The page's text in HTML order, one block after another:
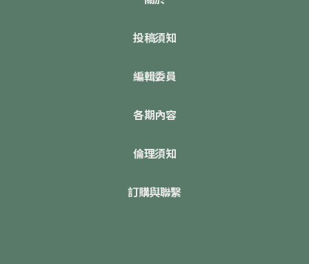
投稿須知
編輯委員
各期內容
倫理須知
訂購與聯繫